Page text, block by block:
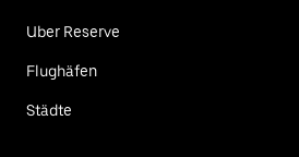
Uber Reserve
Flughäfen
Städte